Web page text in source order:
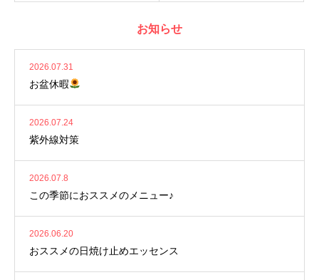
お知らせ
2026.07.31
お盆休暇
2026.07.24
紫外線対策
2026.07.8
この季節におススメのメニュー♪
2026.06.20
おススメの日焼け止めエッセンス